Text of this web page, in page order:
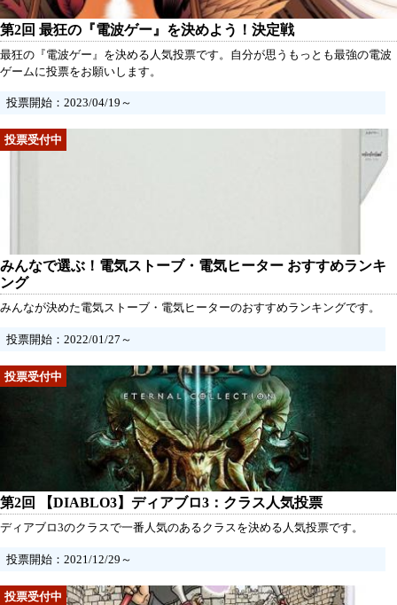
第2回 最狂の『電波ゲー』を決めよう！決定戦
最狂の『電波ゲー』を決める人気投票です。自分が思うもっとも最強の電波
ゲームに投票をお願いします。
投票開始：2023/04/19～
みんなで選ぶ！電気ストーブ・電気ヒーター おすすめランキ
ング
みんなが決めた電気ストーブ・電気ヒーターのおすすめランキングです。
投票開始：2022/01/27～
第2回 【DIABLO3】ディアブロ3：クラス人気投票
ディアブロ3のクラスで一番人気のあるクラスを決める人気投票です。
投票開始：2021/12/29～